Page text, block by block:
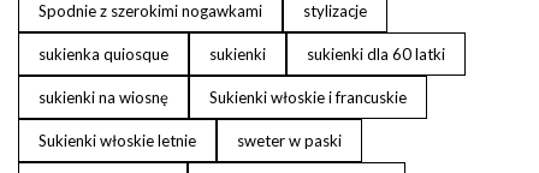
Spodnie z szerokimi nogawkami stylizacje
sukienka quiosque sukienki sukienki dla 60 latki
sukienki na wiosnę Sukienki włoskie i francuskie
Sukienki włoskie letnie sweter w paski